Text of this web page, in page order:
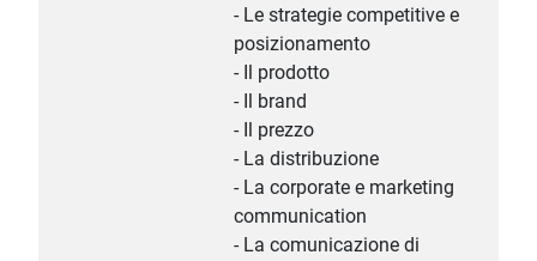
- Le strategie competitive e
posizionamento
- Il prodotto
- Il brand
- Il prezzo
- La distribuzione
- La corporate e marketing
communication
- La comunicazione di